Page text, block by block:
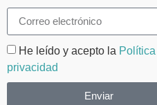
He leído y acepto la
privacidad
Enviar